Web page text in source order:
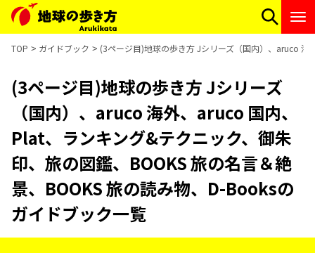
TOP ガイドブック (3ページ目)地球の歩き方 Jシリーズ（国内）、aruco
(3ページ目)地球の歩き方 Jシリーズ
（国内）、aruco 海外、aruco 国内、
Plat、ランキング&テクニック、御朱
印、旅の図鑑、BOOKS 旅の名言＆絶
景、BOOKS 旅の読み物、D-Booksの
ガイドブック一覧